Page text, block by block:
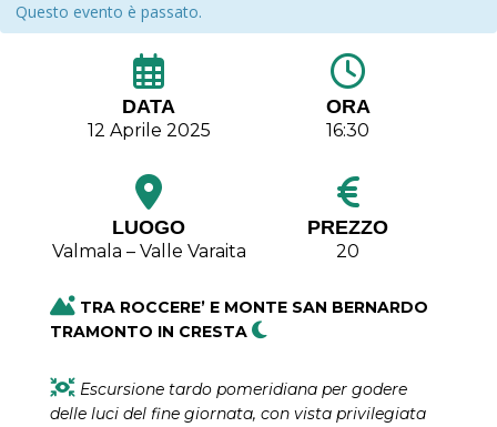
Questo evento è passato.
DATA
12 Aprile 2025
ORA
16:30
LUOGO
Valmala – Valle Varaita
PREZZO
20
TRA ROCCERE’ E MONTE SAN BERNARDO
TRAMONTO IN CRESTA
Escursione tardo pomeridiana per godere
delle luci del fine giornata, con vista privilegiata